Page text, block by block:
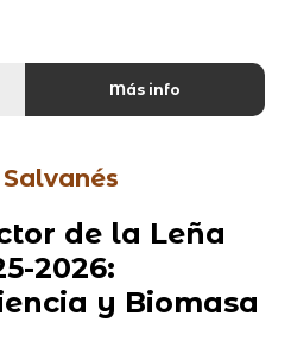
Más info
de la Leña
2026:
y Biomasa